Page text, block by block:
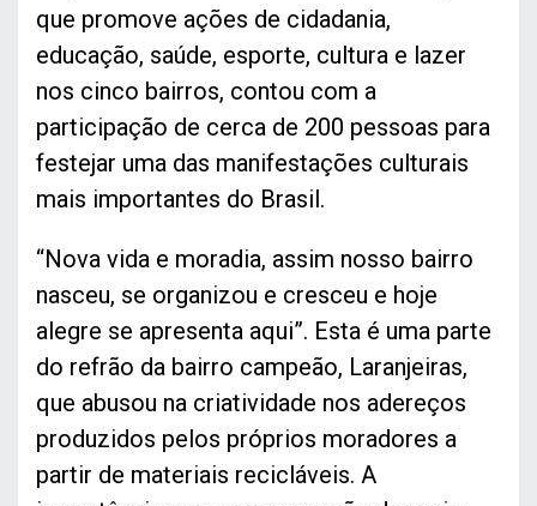
que promove ações de cidadania,
educação, saúde, esporte, cultura e lazer
nos cinco bairros, contou com a
participação de cerca de 200 pessoas para
festejar uma das manifestações culturais
mais importantes do Brasil.
“Nova vida e moradia, assim nosso bairro
nasceu, se organizou e cresceu e hoje
alegre se apresenta aqui”. Esta é uma parte
do refrão da bairro campeão, Laranjeiras,
que abusou na criatividade nos adereços
produzidos pelos próprios moradores a
partir de materiais recicláveis. A